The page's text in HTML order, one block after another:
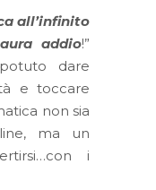
all’infinito
addio!”
dare
e toccare
non sia
ma un
i